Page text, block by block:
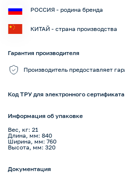
РОССИЯ - родина бренда
КИТАЙ - страна производства
Гарантия производителя
Производитель предоставляет
Код ТРУ для электронного сертификата
Информация об упаковке
Вес, кг: 21
Длина, мм: 840
Ширина, мм: 760
Высота, мм: 320
Документация